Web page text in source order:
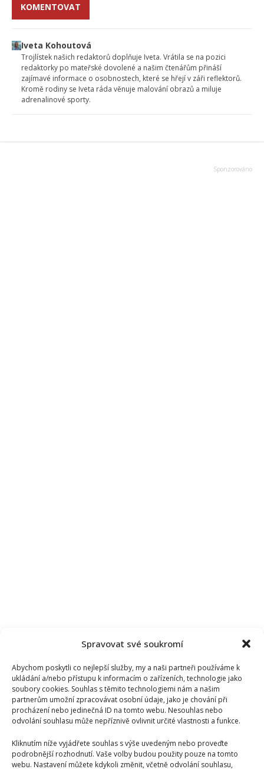
Spravovat své soukromí
Abychom poskytli co nejlepší služby, my a naši partneři používáme k
ukládání a/nebo přístupu k informacím o zařízeních, technologie jako
soubory cookies. Souhlas s těmito technologiemi nám a našim
partnerům umožní zpracovávat osobní údaje, jako je chování při
procházení nebo jedinečná ID na tomto webu. Nesouhlas nebo
odvolání souhlasu může nepříznivě ovlivnit určité vlastnosti a funkce.
Kliknutím níže vyjádřete souhlas s výše uvedeným nebo proveďte
podrobnější rozhodnutí. Vaše volby budou použity pouze na tomto
webu. Nastavení můžete kdykoli změnit, včetně odvolání souhlasu,
KOMENTOVAT
Iveta Kohoutová
Trojlístek našich redaktorů doplňuje Iveta. Vrátila se na pozici
redaktorky po mateřské dovolené a našim čtenářům přináší
zajímavé informace o osobnostech, které se hřejí v záři reflektorů.
Kromě rodiny se Iveta ráda věnuje malování obrazů a miluje
adrenalinové sporty.